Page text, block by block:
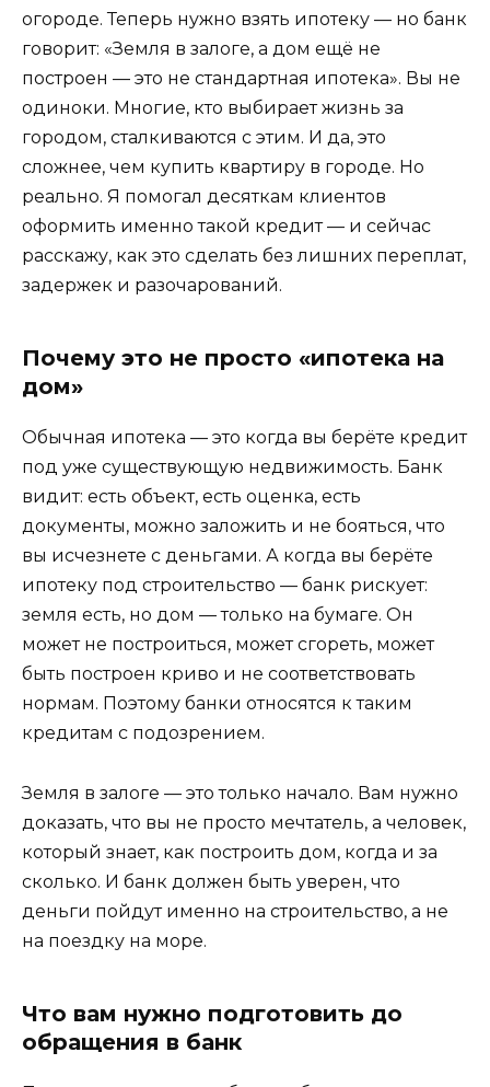
огороде. Теперь нужно взять ипотеку — но банк
говорит: «Земля в залоге, а дом ещё не
построен — это не стандартная ипотека». Вы не
одиноки. Многие, кто выбирает жизнь за
городом, сталкиваются с этим. И да, это
сложнее, чем купить квартиру в городе. Но
реально. Я помогал десяткам клиентов
оформить именно такой кредит — и сейчас
расскажу, как это сделать без лишних переплат,
задержек и разочарований.
Почему это не просто «ипотека на
дом»
Обычная ипотека — это когда вы берёте кредит
под уже существующую недвижимость. Банк
видит: есть объект, есть оценка, есть
документы, можно заложить и не бояться, что
вы исчезнете с деньгами. А когда вы берёте
ипотеку под строительство — банк рискует:
земля есть, но дом — только на бумаге. Он
может не построиться, может сгореть, может
быть построен криво и не соответствовать
нормам. Поэтому банки относятся к таким
кредитам с подозрением.
Земля в залоге — это только начало. Вам нужно
доказать, что вы не просто мечтатель, а человек,
который знает, как построить дом, когда и за
сколько. И банк должен быть уверен, что
деньги пойдут именно на строительство, а не
на поездку на море.
Что вам нужно подготовить до
обращения в банк